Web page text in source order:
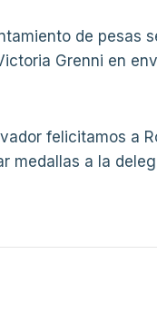
de pesas
Grenni en
felicitamos a
medallas a la